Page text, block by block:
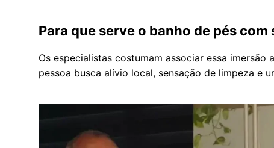
Para que serve o banho de pés
Os especialistas costumam associar essa
pessoa busca alívio local, sensação de limpeza e